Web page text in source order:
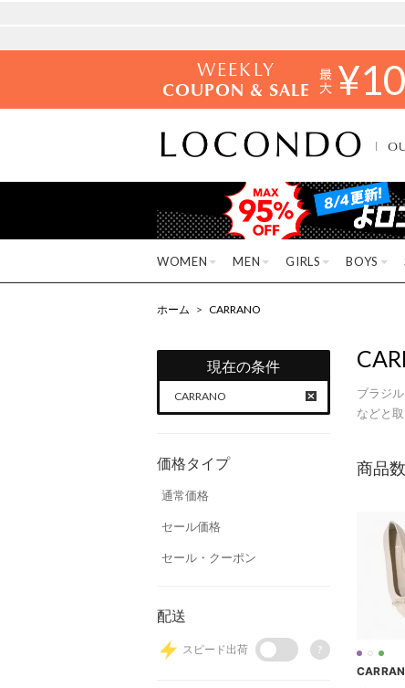
WEEKLY
COUPON & SALE ¥
WOMEN MEN GIRLS BOYS
ホーム > CARRANO
現在の条件
CARRANO
価格タイプ
通常価格
セール価格
セール・クーポン
配送
スピード出荷 ?
ブラジ
などと
商品数